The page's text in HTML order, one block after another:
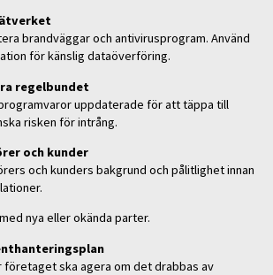
brandväggar och antivirusprogram. Använd
för känslig dataöverföring.
regelbundet
uppdaterade för att täppa till
risken för intrång.
och kunder
och kunders bakgrund och pålitlighet innan
nya eller okända parter.
företaget ska agera om det drabbas av